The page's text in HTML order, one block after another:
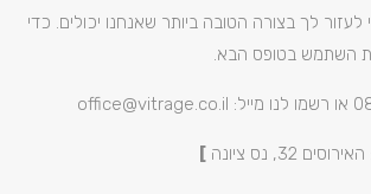
לעזור לך בצורה הטובה ביותר שאנחנו יכולים. כדי
השתמש בטופס הבא.
32, נס ציונה ]